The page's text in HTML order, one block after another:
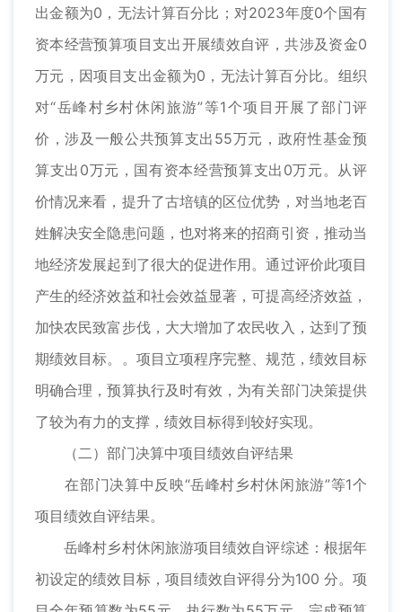
出金额为0，无法计算百分比；对2023年度0个国有
资本经营预算项目支出开展绩效自评，共涉及资金0
万元，因项目支出金额为0，无法计算百分比。组织
对“岳峰村乡村休闲旅游”等1个项目开展了部门评
价，涉及一般公共预算支出55万元，政府性基金预
算支出0万元，国有资本经营预算支出0万元。从评
价情况来看，提升了古培镇的区位优势，对当地老百
姓解决安全隐患问题，也对将来的招商引资，推动当
地经济发展起到了很大的促进作用。通过评价此项目
产生的经济效益和社会效益显著，可提高经济效益，
加快农民致富步伐，大大增加了农民收入，达到了预
期绩效目标。。项目立项程序完整、规范，绩效目标
明确合理，预算执行及时有效，为有关部门决策提供
了较为有力的支撑，绩效目标得到较好实现。
（二）部门决算中项目绩效自评结果
在部门决算中反映“岳峰村乡村休闲旅游”等1个
项目绩效自评结果。
岳峰村乡村休闲旅游项目绩效自评综述：根据年
初设定的绩效目标，项目绩效自评得分为100 分。项